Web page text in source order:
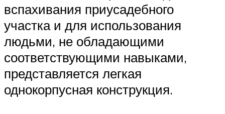
вспахивания приусадебного
участка и для использования
людьми, не обладающими
соответствующими навыками,
представляется легкая
однокорпусная конструкция.